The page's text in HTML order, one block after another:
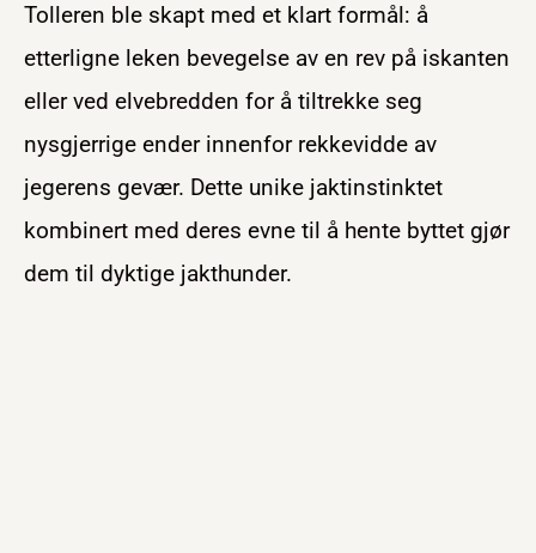
Tolleren ble skapt med et klart formål: å
etterligne leken bevegelse av en rev på iskanten
eller ved elvebredden for å tiltrekke seg
nysgjerrige ender innenfor rekkevidde av
jegerens gevær. Dette unike jaktinstinktet
kombinert med deres evne til å hente byttet gjør
dem til dyktige jakthunder.